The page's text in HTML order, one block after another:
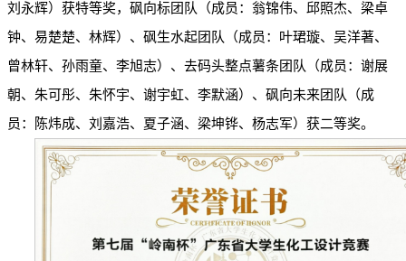
刘永辉）获特等奖，砜向标团队（成员：翁锦伟、邱照杰、梁卓
钟、易楚楚、林辉）、砜生水起团队（成员：叶珺璇、吴洋著、
曾林轩、孙雨童、李旭志）、去码头整点薯条团队（成员：谢展
朝、朱可彤、朱怀宇、谢宇虹、李默涵）、砜向未来团队（成
员：陈炜成、刘嘉浩、夏子涵、梁坤铧、杨志军）获二等奖。